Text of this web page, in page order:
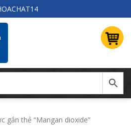
gắn thẻ “Mangan dioxide”